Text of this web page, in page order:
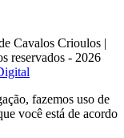
Cavalos Crioulos |
reservados - 2026
fazemos uso de
você está de acordo